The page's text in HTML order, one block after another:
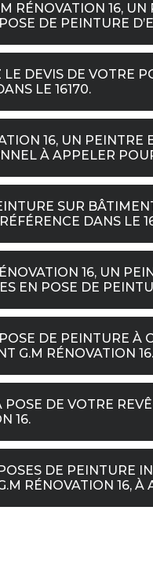
RÉNOVATION 16,
DE PEINTURE
DEVIS DE VOTRE
LE 16170.
16, UN PEINTRE
À APPELER
SUR
DANS LE
16, UN
EN POSE DE
DE PEINTURE À
G.M RÉNOVATION 16.
POSE DE VOTRE
16.
DE PEINTURE
RÉNOVATION 16, À